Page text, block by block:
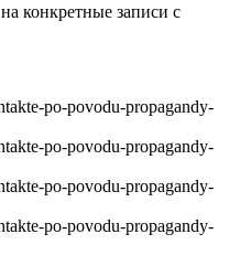
конкретные записи с